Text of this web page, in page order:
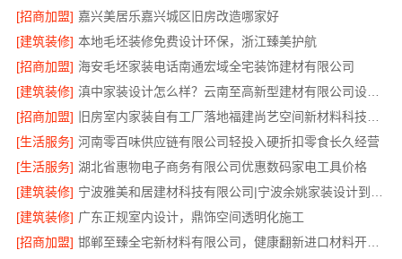
[招商加盟] 嘉兴美居乐嘉兴城区旧房改造哪家好
[建筑装修] 本地毛坯装修免费设计环保，浙江臻美护航
[招商加盟] 海安毛坯家装电话南通宏域全宅装饰建材有限公司
[建筑装修]
滇中家装设计怎么样？云南至高新型建材有限公司设计专业
[招商加盟]
[生活服务] 河南零百味供应链有限公司轻投入硬折扣零食长久经营
[生活服务] 湖北省惠物电子商务有限公司优惠数码家电工具价格
[建筑装修]
[建筑装修] 广东正规室内设计，鼎饰空间透明化施工
[招商加盟]
邯郸至臻全宅新材料有限公司，健康翻新进口材料开启绿色人居